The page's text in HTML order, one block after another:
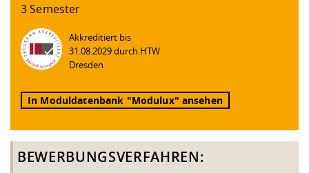
Akkreditiert bis
31.08.2029 durch HTW
Dresden
3 Semester
In Moduldatenbank "Modulux" ansehen
BEWERBUNGSVERFAHREN: